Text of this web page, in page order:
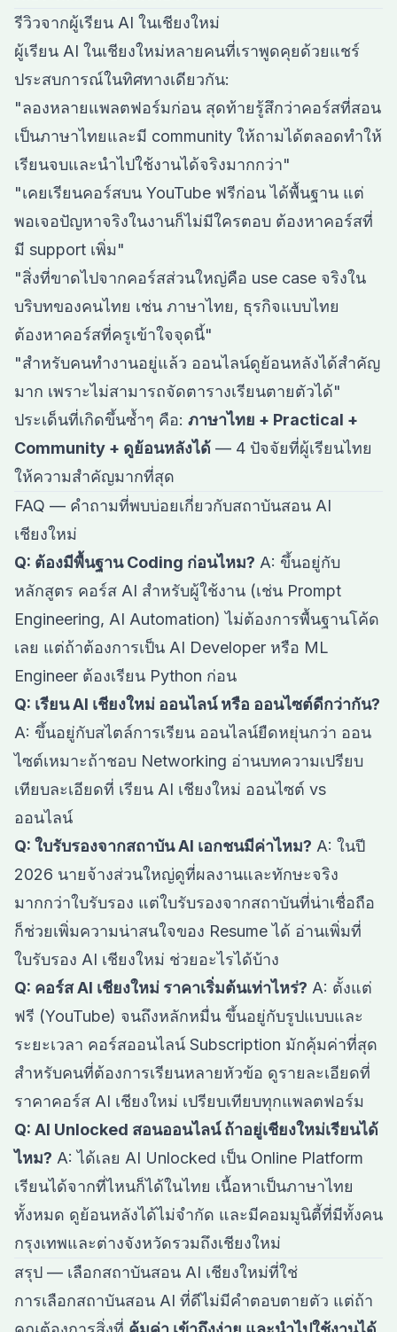
รีวิวจากผู้เรียน AI ในเชียงใหม่
ผู้เรียน AI ในเชียงใหม่หลายคนที่เราพูดคุยด้วยแชร์
ประสบการณ์ในทิศทางเดียวกัน:
"ลองหลายแพลตฟอร์มก่อน สุดท้ายรู้สึกว่าคอร์สที่สอน
เป็นภาษาไทยและมี community ให้ถามได้ตลอดทำให้
เรียนจบและนำไปใช้งานได้จริงมากกว่า"
"เคยเรียนคอร์สบน YouTube ฟรีก่อน ได้พื้นฐาน แต่
พอเจอปัญหาจริงในงานก็ไม่มีใครตอบ ต้องหาคอร์สที่
มี support เพิ่ม"
"สิ่งที่ขาดไปจากคอร์สส่วนใหญ่คือ use case จริงใน
บริบทของคนไทย เช่น ภาษาไทย, ธุรกิจแบบไทย
ต้องหาคอร์สที่ครูเข้าใจจุดนี้"
"สำหรับคนทำงานอยู่แล้ว ออนไลน์ดูย้อนหลังได้สำคัญ
มาก เพราะไม่สามารถจัดตารางเรียนตายตัวได้"
ประเด็นที่เกิดขึ้นซ้ำๆ คือ: ภาษาไทย + Practical +
Community + ดูย้อนหลังได้ — 4 ปัจจัยที่ผู้เรียนไทย
ให้ความสำคัญมากที่สุด
FAQ — คำถามที่พบบ่อยเกี่ยวกับสถาบันสอน AI
เชียงใหม่
Q: ต้องมีพื้นฐาน Coding ก่อนไหม? A: ขึ้นอยู่กับ
หลักสูตร คอร์ส AI สำหรับผู้ใช้งาน (เช่น Prompt
Engineering, AI Automation) ไม่ต้องการพื้นฐานโค้ด
เลย แต่ถ้าต้องการเป็น AI Developer หรือ ML
Engineer ต้องเรียน Python ก่อน
Q: เรียน AI เชียงใหม่ ออนไลน์ หรือ ออนไซต์ดีกว่ากัน?
A: ขึ้นอยู่กับสไตล์การเรียน ออนไลน์ยืดหยุ่นกว่า ออน
ไซต์เหมาะถ้าชอบ Networking อ่านบทความเปรียบ
เทียบละเอียดที่ เรียน AI เชียงใหม่ ออนไซต์ vs
ออนไลน์
Q: ใบรับรองจากสถาบัน AI เอกชนมีค่าไหม? A: ในปี
2026 นายจ้างส่วนใหญ่ดูที่ผลงานและทักษะจริง
มากกว่าใบรับรอง แต่ใบรับรองจากสถาบันที่น่าเชื่อถือ
ก็ช่วยเพิ่มความน่าสนใจของ Resume ได้ อ่านเพิ่มที่
ใบรับรอง AI เชียงใหม่ ช่วยอะไรได้บ้าง
Q: คอร์ส AI เชียงใหม่ ราคาเริ่มต้นเท่าไหร่? A: ตั้งแต่
ฟรี (YouTube) จนถึงหลักหมื่น ขึ้นอยู่กับรูปแบบและ
ระยะเวลา คอร์สออนไลน์ Subscription มักคุ้มค่าที่สุด
สำหรับคนที่ต้องการเรียนหลายหัวข้อ ดูรายละเอียดที่
ราคาคอร์ส AI เชียงใหม่ เปรียบเทียบทุกแพลตฟอร์ม
Q: AI Unlocked สอนออนไลน์ ถ้าอยู่เชียงใหม่เรียนได้
ไหม? A: ได้เลย AI Unlocked เป็น Online Platform
เรียนได้จากที่ไหนก็ได้ในไทย เนื้อหาเป็นภาษาไทย
ทั้งหมด ดูย้อนหลังได้ไม่จำกัด และมีคอมมูนิตี้ที่มีทั้งคน
กรุงเทพและต่างจังหวัดรวมถึงเชียงใหม่
สรุป — เลือกสถาบันสอน AI เชียงใหม่ที่ใช่
การเลือกสถาบันสอน AI ที่ดีไม่มีคำตอบตายตัว แต่ถ้า